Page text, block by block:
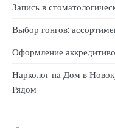
Запись в
Выбор гонгов:
Оформление
Нарколог на Дом в
Рядом